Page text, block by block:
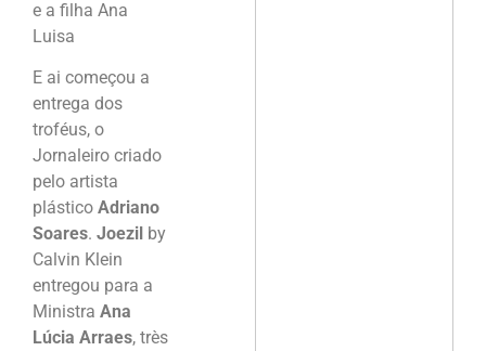
e a filha Ana
Luisa
E ai começou a
entrega dos
troféus, o
Jornaleiro criado
pelo artista
plástico Adriano
Soares. Joezil by
Calvin Klein
entregou para a
Ministra Ana
Lúcia Arraes, très